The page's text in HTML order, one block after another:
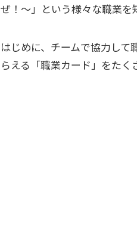
ぜ！〜」という様々な職業を
はじめに、チームで協力し
らえる「職業カード」をたく